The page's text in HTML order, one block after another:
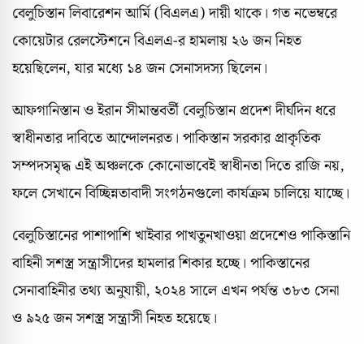
বেলুচিস্তান লিবারেশন আর্মি (বিএলএ) দায়ী থাকে। গত নভেম্বরে
কোয়েটার রেলস্টেশনে বিএলএ-র হামলায় ২৬ জন নিহত
হয়েছিলেন, যার মধ্যে ১৪ জন সেনাসদস্য ছিলেন।
আফগানিস্তান ও ইরান সীমান্তবর্তী বেলুচিস্তান প্রদেশ দীর্ঘদিন ধরে
স্বাধীনতার দাবিতে আন্দোলনরত। পাকিস্তান সরকার প্রাকৃতিক
সম্পদসমৃদ্ধ এই অঞ্চলকে কোনোভাবেই স্বাধীনতা দিতে রাজি নয়,
ফলে সেখানে বিচ্ছিন্নতাবাদী সংগঠনগুলো কার্যক্রম চালিয়ে যাচ্ছে।
বেলুচিস্তানের পাশাপাশি খাইবার পাখতুনখাওয়া প্রদেশেও পাকিস্তানি
বাহিনী সশস্ত্র সন্ত্রাসীদের হামলার শিকার হচ্ছে। পাকিস্তানের
সেনাবাহিনীর তথ্য অনুযায়ী, ২০২৪ সালে এখন পর্যন্ত ৩৮৩ সেনা
ও ৯২৫ জন সশস্ত্র সন্ত্রাসী নিহত হয়েছে।